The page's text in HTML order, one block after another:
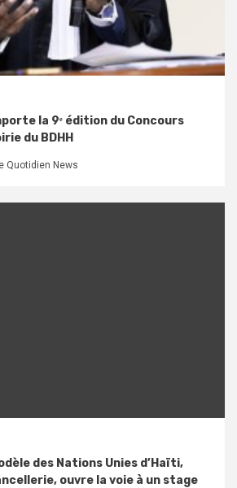
la 9ᵉ édition du Concours
du BDHH
Quotidien News
des Nations Unies d’Haïti,
ouvre la voie à un stage